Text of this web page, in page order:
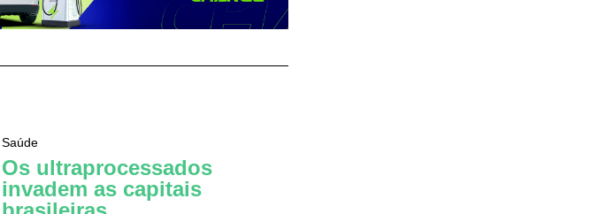
Saúde
Os ultraprocessados
invadem as capitais